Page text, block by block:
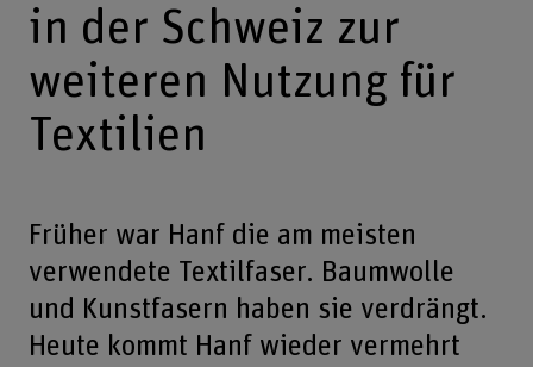
in der Schweiz zur
weiteren Nutzung für
Textilien
Früher war Hanf die am meisten
verwendete Textilfaser. Baumwolle
und Kunstfasern haben sie verdrängt.
Heute kommt Hanf wieder vermehrt